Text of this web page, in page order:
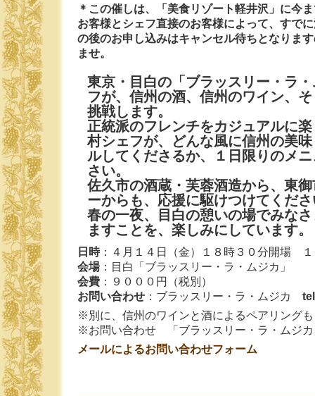
＊この催しは、「美食リゾート軽井沢」に今
お客様とシェフ直接のお客様によって、すで
の後のお申し込みはキャンセル待ちとなりま
ませ。
東京・目白の「ブラッスリー・ラ
フが、信州の酒、信州のワイン、
挑戦します。
正統派のフレンチをカジュアルに
村シェフが、どんな風に信州の美
ルしてくださるか、１日限りのメ
さい。
佐久市の酒蔵・芙蓉酒造から、東
ーからも、応援に駆けつけてくだ
春の一夜、目白の憩いの場でみな
ますことを、楽しみにしています。
日時：４月１４日（金）１８時３０分開場
会場：目白「ブラッスリー・ラ・ムジカ」
会費 ：９０００円（税別）
お問い合わせ ：ブラッスリー・ラ・ムジカ
※別に、信州のワインと酒によるペアリング
※お問い合わせ 「ブラッスリー・ラ・ムジ
メールによるお問い合わせフォーム